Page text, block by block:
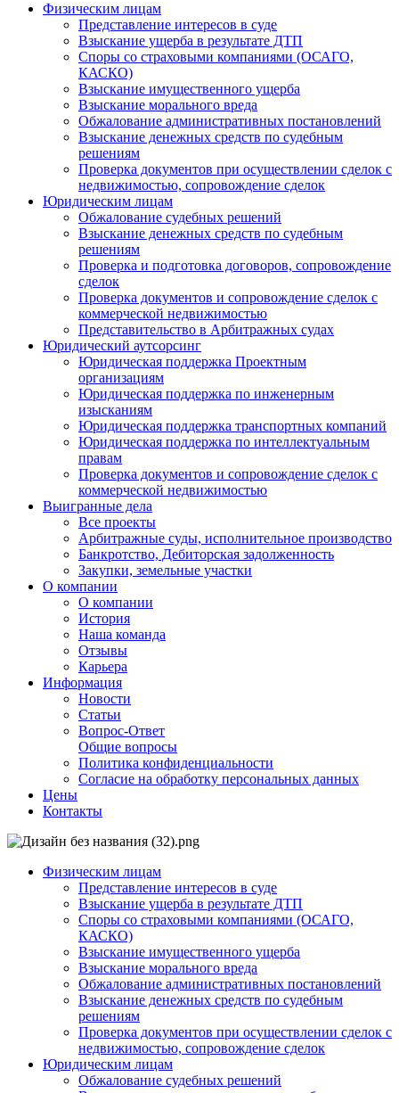
Физическим лицам
Представление интересов в суде
Взыскание ущерба в результате ДТП
Споры со страховыми компаниями (ОСАГО,
КАСКО)
Взыскание имущественного ущерба
Взыскание морального вреда
Обжалование административных постановлений
Взыскание денежных средств по судебным
решениям
Проверка документов при осуществлении сделок с
недвижимостью, сопровождение сделок
Юридическим лицам
Обжалование судебных решений
Взыскание денежных средств по судебным
решениям
Проверка и подготовка договоров, сопровождение
сделок
Проверка документов и сопровождение сделок с
коммерческой недвижимостью
Представительство в Арбитражных судах
Юридический аутсорсинг
Юридическая поддержка Проектным
организациям
Юридическая поддержка по инженерным
изысканиям
Юридическая поддержка транспортных компаний
Юридическая поддержка по интеллектуальным
правам
Проверка документов и сопровождение сделок с
коммерческой недвижимостью
Выигранные дела
Все проекты
Арбитражные суды, исполнительное производство
Банкротство, Дебиторская задолженность
Закупки, земельные участки
О компании
О компании
История
Наша команда
Отзывы
Карьера
Информация
Новости
Статьи
Вопрос-Ответ
Общие вопросы
Политика конфиденциальности
Согласие на обработку персональных данных
Цены
Контакты
Физическим лицам
Представление интересов в суде
Взыскание ущерба в результате ДТП
Споры со страховыми компаниями (ОСАГО,
КАСКО)
Взыскание имущественного ущерба
Взыскание морального вреда
Обжалование административных постановлений
Взыскание денежных средств по судебным
решениям
Проверка документов при осуществлении сделок с
недвижимостью, сопровождение сделок
Юридическим лицам
Обжалование судебных решений